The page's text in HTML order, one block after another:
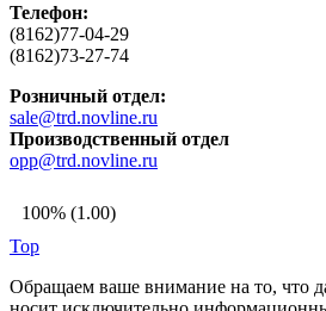
Телефон:
(8162)77-04-29
(8162)73-27-74
Розничный отдел:
sale@trd.novline.ru
Производственный отдел
opp@trd.novline.ru
100% (1.00)
Top
Обращаем ваше внимание на то, что